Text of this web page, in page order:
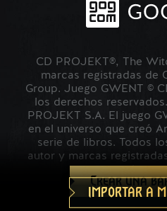
Crear una
IMPORTAR A
CD PROJEKT®, The
marcas registradas de
Group. Juego GWENT ©
los derechos
PROJEKT S.A. El juego
en el universo que creó
serie de libros. Todos
autor y marcas
respectivos